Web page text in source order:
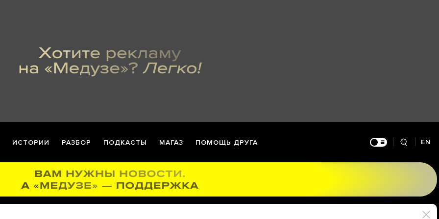
ИСТОРИИ РАЗБОР ПОДКАСТЫ МАГАЗ ПОМОЩЬ ДРУГА EN